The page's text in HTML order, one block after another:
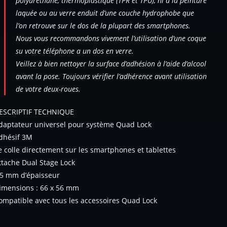
laquée ou au verre enduit d’une couche hydrophobe que
l’on retrouve sur le dos de la plupart des smartphones.
Nous vous recommandons vivement l’utilisation d’une coque
su votre téléphone a un dos en verre.
Veillez à bien nettoyer la surface d’adhésion à l’aide d’alcool
avant la pose. Toujours vérifier l’adhérence avant utilisation
de votre deux-roues.
TECHNIQUE
universel pour système Quad Lock
3M
colle directement sur les smartphones et tablettes
Dual Stage Lock
mm d’épaisseur
: 66 x 56 mm
avec tous les accessoires Quad Lock